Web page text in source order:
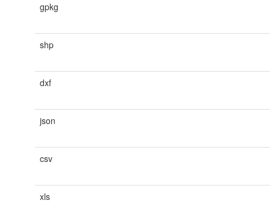
gpkg
shp
dxf
json
csv
xls